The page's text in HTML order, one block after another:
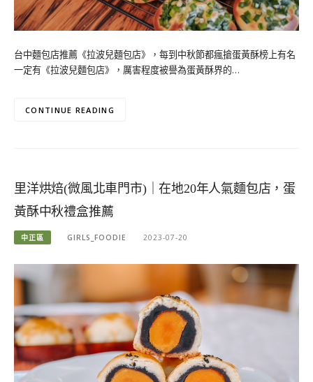
台中麵包店推薦《拉波兒麵包店》，每到中秋節都瘋搶蛋黃酥榜上有名
一定有《拉波兒麵包店》，厲害程度被譽為蛋黃酥界的…
CONTINUE READING
里洋烘焙(微風北車門市)｜在地20年人氣麵包店，蛋
黃酥中秋禮盒推薦
中正區 GIRLS_FOODIE 2023-07-20